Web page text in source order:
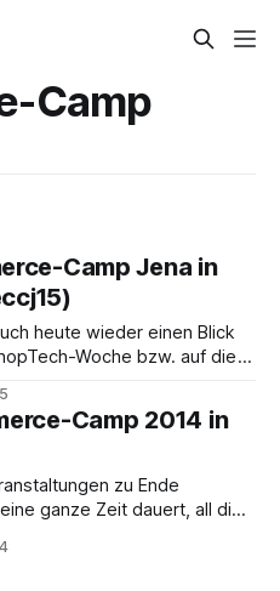
Camp
Camp Jena in
heute wieder einen Blick
Woche bzw. auf die
statt, und man braucht nur
Seite zu werfen
Camp 2014 in
zu Ende
ganze Zeit dauert, all die
noch Stühle stapeln,